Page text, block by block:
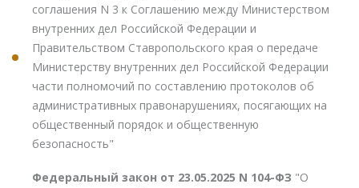
соглашения N 3 к Соглашению между Министерством
внутренних дел Российской Федерации и
Правительством Ставропольского края о передаче
Министерству внутренних дел Российской Федерации
части полномочий по составлению протоколов об
административных правонарушениях, посягающих на
общественный порядок и общественную
безопасность"
Федеральный закон от 23.05.2025 N 104-ФЗ "О